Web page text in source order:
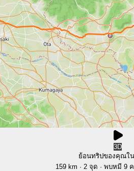
3D
ย้อนทริปของคุณใ
159 km · 2 จุด · พบหมี 9